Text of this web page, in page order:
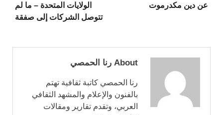
عن دين مكدرموت
الولايات المتحدة – ما لم
تتوصل الشركات إلى صفقة
About رنا الحمصي
رنا الحمصي كاتبة ثقافية تهتم
بالفنون والإعلام والمشهد الثقافي
العربي، وتقدم تقارير ومقالات